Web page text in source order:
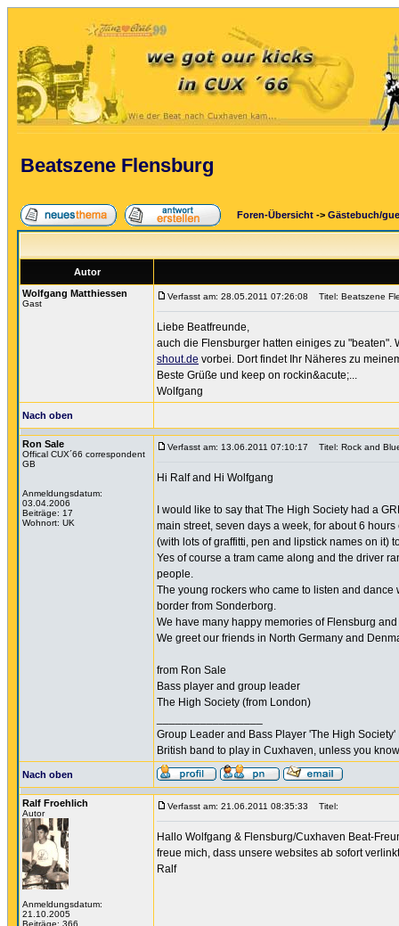
Beatszene Flensburg
Foren-Übersicht -> Gästebuch/
Autor
Wolfgang Matthiessen
Gast
Verfasst am: 28.05.2011 07:26:08 Titel: Beatszene
Liebe Beatfreunde,
auch die Flensburger hatten einiges zu
shout.de vorbei. Dort findet Ihr Näheres zu
Beste Grüße und keep on rockin&acute;...
Wolfgang
Nach oben
Ron Sale
Offical CUX´66 correspondent
GB
Anmeldungsdatum:
03.04.2006
Beiträge: 17
Wohnort: UK
Verfasst am: 13.06.2011 07:10:17 Titel: Rock and
Hi Ralf and Hi Wolfgang
I would like to say that The High Society had a
main street, seven days a week, for about 6
(with lots of graffitti, pen and lipstick names on it)
Yes of course a tram came along and the driver
people.
The young rockers who came to listen and
border from Sonderborg.
We have many happy memories of Flensburg
We greet our friends in North Germany and
from Ron Sale
Bass player and group leader
The High Society (from London)
Group Leader and Bass Player 'The High
British band to play in Cuxhaven, unless you
Nach oben
Ralf Froehlich
Autor
Anmeldungsdatum:
21.10.2005
Beiträge: 366
Verfasst am: 21.06.2011 08:35:33 Titel:
Hallo Wolfgang & Flensburg/Cuxhaven Beat-
freue mich, dass unsere websites ab sofort
Ralf